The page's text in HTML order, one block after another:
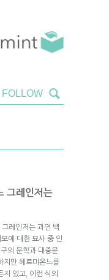
그레인저는
레인저는 과연 백
에 대한 묘사 중 인
의 문학과 대중문
지만 헤르미온느를
지 있고, 이런 식의